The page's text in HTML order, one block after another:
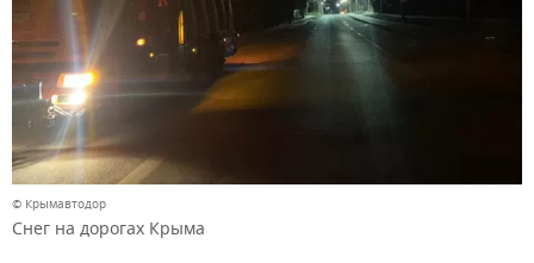
© Крымавтодор
Снег на дорогах Крыма